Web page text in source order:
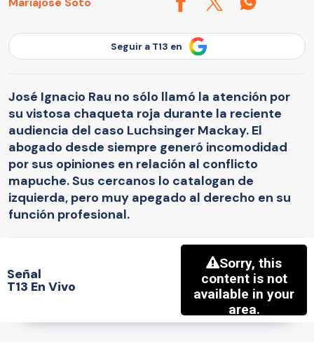
Seguir a T13 en
José Ignacio Rau no sólo llamó la atención por
su vistosa chaqueta roja durante la reciente
audiencia del caso Luchsinger Mackay. El
abogado desde siempre generó incomodidad
por sus opiniones en relación al conflicto
mapuche. Sus cercanos lo catalogan de
izquierda, pero muy apegado al derecho en su
función profesional.
Señal
T13 En Vivo